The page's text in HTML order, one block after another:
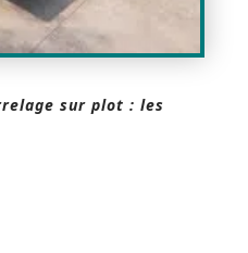
sur plot : les